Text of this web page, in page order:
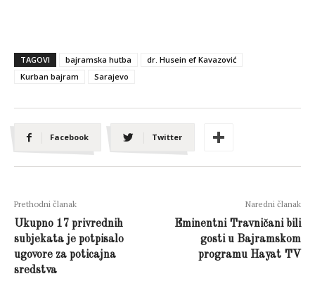
TAGOVI bajramska hutba
dr. Husein ef Kavazović
Kurban bajram
Sarajevo
Facebook Twitter
Prethodni članak
Ukupno 17 privrednih
subjekata je potpisalo
ugovore za poticajna
sredstva
Naredni članak
Eminentni Travničani bili
gosti u Bajramskom
programu Hayat TV